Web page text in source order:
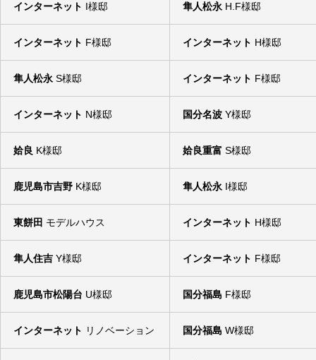
インターネット I様邸 隼人松永 H.F様邸
インターネット F様邸 インターネット H様邸
隼人松永 S様邸 インターネット F様邸
インターネット N様邸 国分名波 Y様邸
姶良 K様邸 姶良重富 S様邸
鹿児島市吉野 K様邸 隼人松永 I様邸
東餅田 モデルハウス インターネット H様邸
隼人住吉 Y様邸 インターネット F様邸
鹿児島市松陽台 U様邸 国分福島 F様邸
インターネット リノベーション 国分福島 W様邸